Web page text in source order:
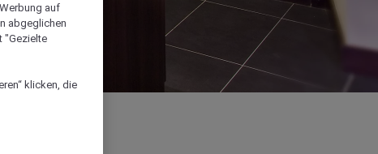
auf
abgeglichen
"Gezielte
klicken, die